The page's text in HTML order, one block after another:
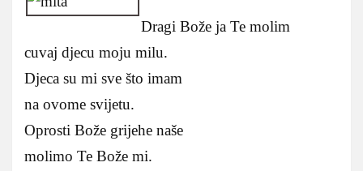
Dragi Bože ja Te molim
cuvaj djecu moju milu.
Djeca su mi sve što imam
na ovome svijetu.
Oprosti Bože grijehe naše
molimo Te Bože mi.